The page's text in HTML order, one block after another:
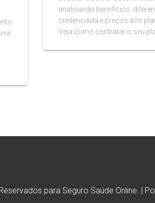
analisando benefícios,
credenciada e preços dos
Veja como contratar o seu
para Seguro Saúde Online. |